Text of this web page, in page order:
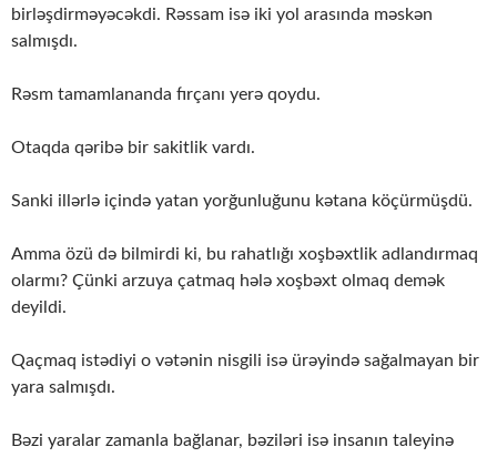
birləşdirməyəcəkdi. Rəssam isə iki yol arasında məskən
salmışdı.
Rəsm tamamlananda fırçanı yerə qoydu.
Otaqda qəribə bir sakitlik vardı.
Sanki illərlə içində yatan yorğunluğunu kətana köçürmüşdü.
Amma özü də bilmirdi ki, bu rahatlığı xoşbəxtlik adlandırmaq
olarmı? Çünki arzuya çatmaq hələ xoşbəxt olmaq demək
deyildi.
Qaçmaq istədiyi o vətənin nisgili isə ürəyində sağalmayan bir
yara salmışdı.
Bəzi yaralar zamanla bağlanar, bəziləri isə insanın taleyinə